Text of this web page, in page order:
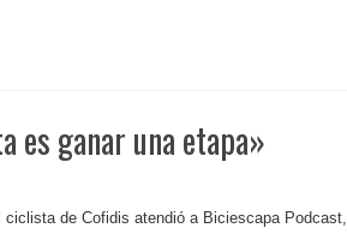
es ganar una etapa»
ciclista de Cofidis atendió a Biciescapa Podcast,